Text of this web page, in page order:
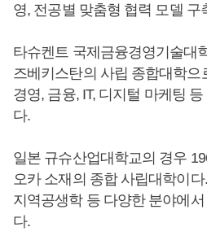
영, 전공별 맞춤형 협력 모델 구
타슈켄트 국제금융경영기술대
즈베키스탄의 사립 종합대학으
경영, 금융, IT, 디지털 마케팅
다.
일본 규슈산업대학교의 경우
오카 소재의 종합 사립대학이
지역공생학 등 다양한 분야에
다.